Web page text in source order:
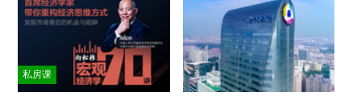
私房课